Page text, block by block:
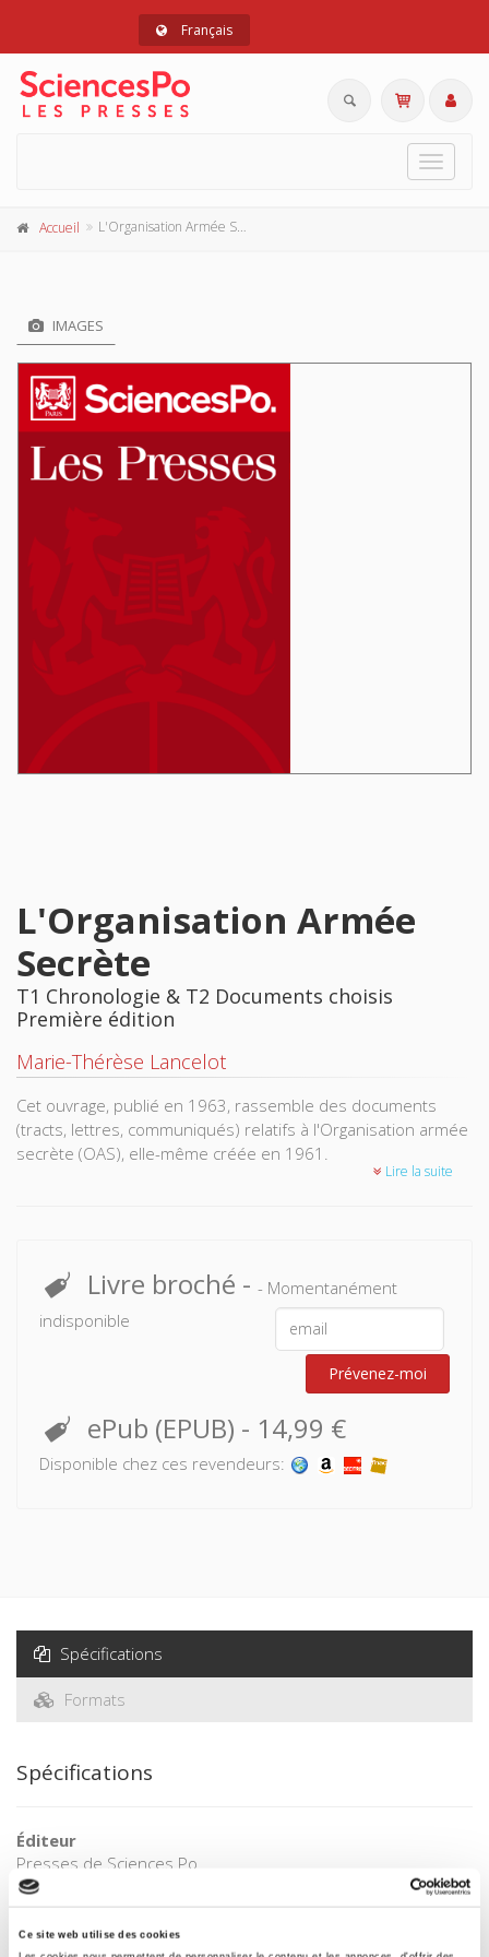
Ce site web utilise des cookies
Français
Toggle
Accueil L'Organisation Armée Secrète
IMAGES
L'Organisation Armée
Secrète
T1 Chronologie & T2 Documents choisis
Première édition
Marie-Thérèse Lancelot
Cet ouvrage, publié en 1963, rassemble des documents
(tracts, lettres, communiqués) relatifs à l'Organisation armée
secrète (OAS), elle-même créée en 1961.
Lire la suite
Livre broché - - Momentanément
indisponible
Prévenez-moi
ePub (EPUB) - 14,99 €
Disponible chez ces revendeurs:
Spécifications
Formats
Spécifications
Éditeur
Presses de Sciences Po
Auteur